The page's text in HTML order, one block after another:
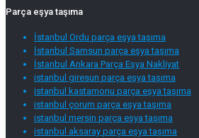
Parça eşya taşıma
İstanbul Ordu parça eşya taşıma
İstanbul Samsun parça eşya taşıma
İstanbul Ankara Parça Eşya Nakliyat
istanbul giresun parça eşya taşıma
istanbul kastamonu parça eşya taşıma
istanbul çorum parça eşya taşıma
istanbul mersin parça eşya taşıma
istanbul aksaray parça eşya taşıma